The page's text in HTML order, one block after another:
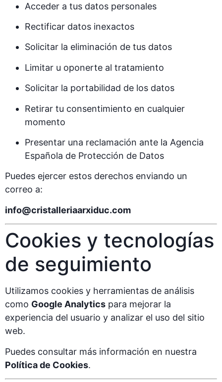
Acceder a tus datos personales
Rectificar datos inexactos
Solicitar la eliminación de tus datos
Limitar u oponerte al tratamiento
Solicitar la portabilidad de los datos
Retirar tu consentimiento en cualquier
momento
Presentar una reclamación ante la Agencia
Española de Protección de Datos
Puedes ejercer estos derechos enviando un
correo a:
info@cristalleriaarxiduc.com
Cookies y tecnologías
de seguimiento
Utilizamos cookies y herramientas de análisis
como Google Analytics para mejorar la
experiencia del usuario y analizar el uso del sitio
web.
Puedes consultar más información en nuestra
Política de Cookies.